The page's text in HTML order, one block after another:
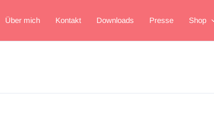
Über mich Kontakt Downloads Presse Shop